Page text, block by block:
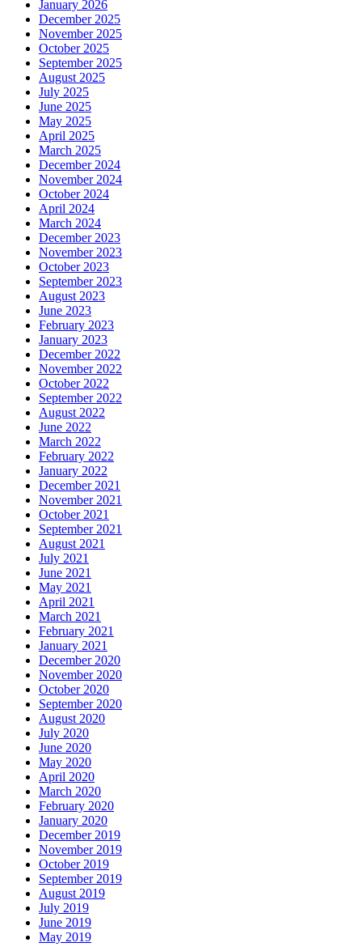
January 2026
December 2025
November 2025
October 2025
September 2025
August 2025
July 2025
June 2025
May 2025
April 2025
March 2025
December 2024
November 2024
October 2024
April 2024
March 2024
December 2023
November 2023
October 2023
September 2023
August 2023
June 2023
February 2023
January 2023
December 2022
November 2022
October 2022
September 2022
August 2022
June 2022
March 2022
February 2022
January 2022
December 2021
November 2021
October 2021
September 2021
August 2021
July 2021
June 2021
May 2021
April 2021
March 2021
February 2021
January 2021
December 2020
November 2020
October 2020
September 2020
August 2020
July 2020
June 2020
May 2020
April 2020
March 2020
February 2020
January 2020
December 2019
November 2019
October 2019
September 2019
August 2019
July 2019
June 2019
May 2019